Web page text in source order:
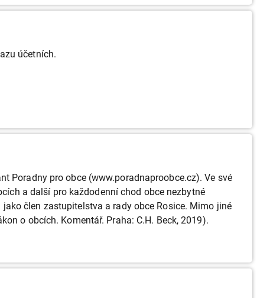
účetních.
Poradny pro obce (www.poradnaproobce.cz). Ve své
a další pro každodenní chod obce nezbytné
člen zastupitelstva a rady obce Rosice. Mimo jiné
o obcích. Komentář. Praha: C.H. Beck, 2019).